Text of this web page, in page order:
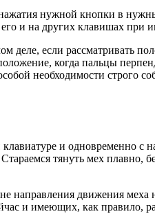
нужной кнопки в
и на других клавишах при
деле, если рассматривать
когда пальцы
необходимости строго
и одновременно с
тянуть мех
направления движения
и имеющих, как правило,